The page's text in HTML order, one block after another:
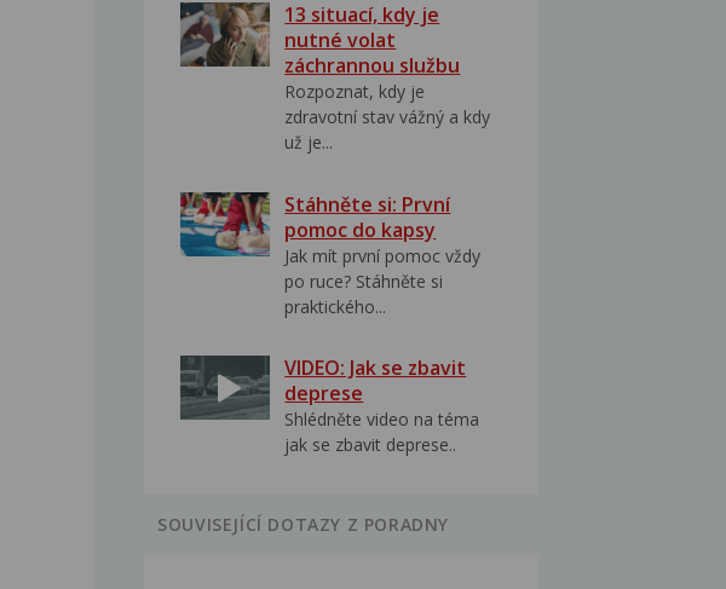
13 situací, kdy je
nutné volat
záchrannou službu
Rozpoznat, kdy je
zdravotní stav vážný a kdy
už je...
Stáhněte si: První
pomoc do kapsy
Jak mít první pomoc vždy
po ruce? Stáhněte si
praktického...
VIDEO: Jak se zbavit
deprese
Shlédněte video na téma
jak se zbavit deprese..
SOUVISEJÍCÍ DOTAZY Z PORADNY